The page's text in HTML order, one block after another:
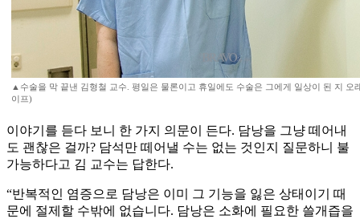
▲수술을 막 끝낸 김형철 교수. 평일은 물론이고 휴일에도 수술은 그에게 일상이 된 지 오
이프)
이야기를 듣다 보니 한 가지 의문이 든다. 담낭을 그냥 떼어내
도 괜찮은 걸까? 담석만 떼어낼 수는 없는 것인지 질문하니 불
가능하다고 김 교수는 답한다.
“반복적인 염증으로 담낭은 이미 그 기능을 잃은 상태이기 때
문에 절제할 수밖에 없습니다. 담낭은 소화에 필요한 쓸개즙을